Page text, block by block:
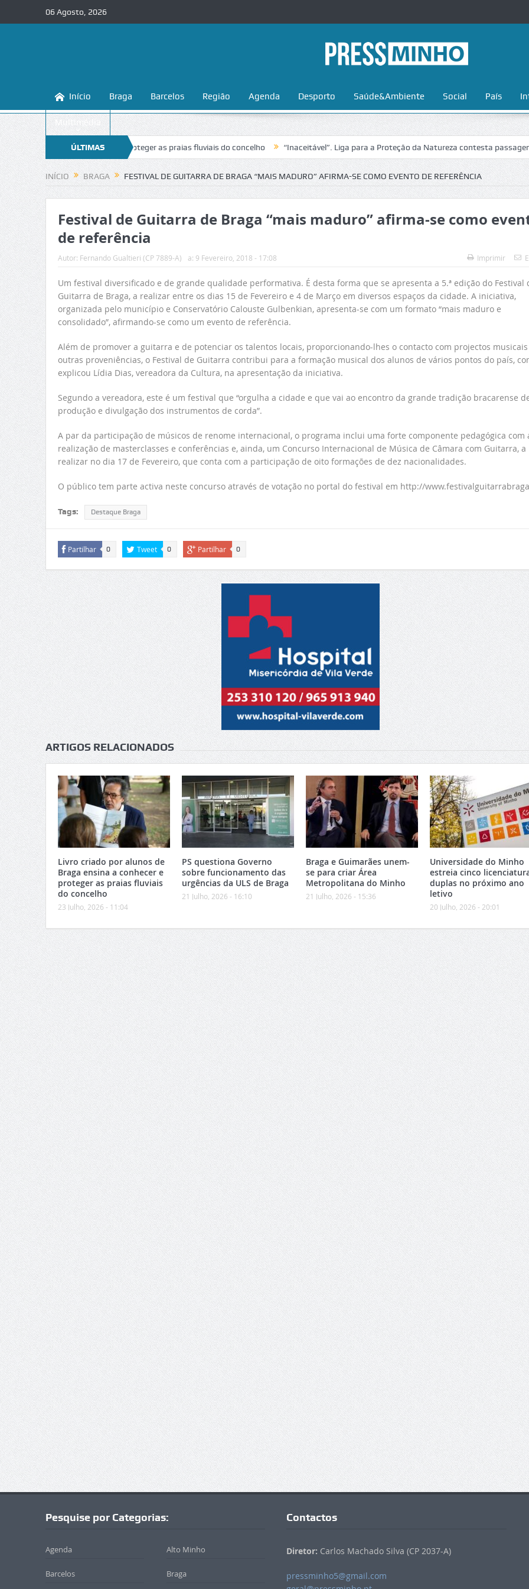
06 Agosto, 2026
Início Braga Barcelos Região Agenda Desporto Saúde&Ambiente Social País
Multimédia
ÚLTIMAS
NOTÍCIAS
ensina a conhecer e proteger as praias fluviais do concelho “Inaceitável”. Liga para a Proteção da Natureza contesta passagem da
INÍCIO BRAGA FESTIVAL DE GUITARRA DE BRAGA “MAIS MADURO” AFIRMA-SE COMO EVENTO DE REFERÊNCIA
Festival de Guitarra de Braga “mais maduro” afirma-se como
de referência
Autor: Fernando Gualtieri (CP 7889-A) a: 9 Fevereiro, 2018 - 17:08 Imprimir
Um festival diversificado e de grande qualidade performativa. É desta forma que se apresenta a 5.ª edição do Festival
Guitarra de Braga, a realizar entre os dias 15 de Fevereiro e 4 de Março em diversos espaços da cidade. A iniciativa,
organizada pelo município e Conservatório Calouste Gulbenkian, apresenta-se com um formato “mais maduro e
consolidado”, afirmando-se como um evento de referência.
Além de promover a guitarra e de potenciar os talentos locais, proporcionando-lhes o contacto com projectos
outras proveniências, o Festival de Guitarra contribui para a formação musical dos alunos de vários pontos do país,
explicou Lídia Dias, vereadora da Cultura, na apresentação da iniciativa.
Segundo a vereadora, este é um festival que “orgulha a cidade e que vai ao encontro da grande tradição bracarense
produção e divulgação dos instrumentos de corda”.
A par da participação de músicos de renome internacional, o programa inclui uma forte componente pedagógica com
realização de masterclasses e conferências e, ainda, um Concurso Internacional de Música de Câmara com Guitarra, a
realizar no dia 17 de Fevereiro, que conta com a participação de oito formações de dez nacionalidades.
O público tem parte activa neste concurso através de votação no portal do festival em http://
Tags: Destaque Braga
Partilhar 0 Tweet 0 Partilhar 0
ARTIGOS RELACIONADOS
Livro criado por alunos de
Braga ensina a conhecer e
proteger as praias fluviais
do concelho
23 Julho, 2026 - 11:04
PS questiona Governo
sobre funcionamento das
urgências da ULS de Braga
21 Julho, 2026 - 16:10
Braga e Guimarães unem-
se para criar Área
Metropolitana do Minho
21 Julho, 2026 - 15:36
Universidade do Minho
estreia cinco
duplas no próximo ano
letivo
20 Julho, 2026 - 20:01
Pesquise por Categorias:
Agenda Alto Minho
Barcelos Braga
Contactos
Diretor: Carlos Machado Silva (CP 2037-A)
pressminho5@gmail.com